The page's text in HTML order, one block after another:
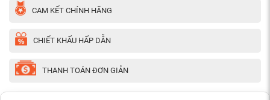
CAM KẾT CHÍNH HÃNG
CHIẾT KHẤU HẤP DẪN
THANH TOÁN ĐƠN GIẢN